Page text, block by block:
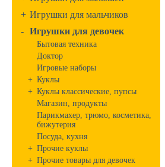
+ Игрушки для мальчиков
- Игрушки для девочек
Бытовая техника
Доктор
Игровые наборы
+ Куклы
+ Куклы классические, пупсы
Магазин, продукты
Парикмахер, трюмо, косметика,
бижутерия
Посуда, кухня
+ Прочие куклы
+ Прочие товары для девочек